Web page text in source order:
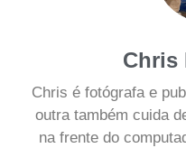
Chris
Chris é fotógrafa e
outra também cuida
na frente do